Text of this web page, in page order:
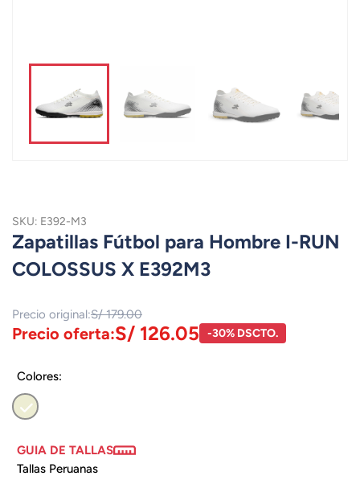
SKU: E392-M3
Zapatillas Fútbol para Hombre I-RUN
COLOSSUS X E392M3
Precio original:S/ 179.00
Precio oferta:S/ 126.05 -30% DSCTO.
Colores:
GUIA DE TALLAS
Tallas Peruanas